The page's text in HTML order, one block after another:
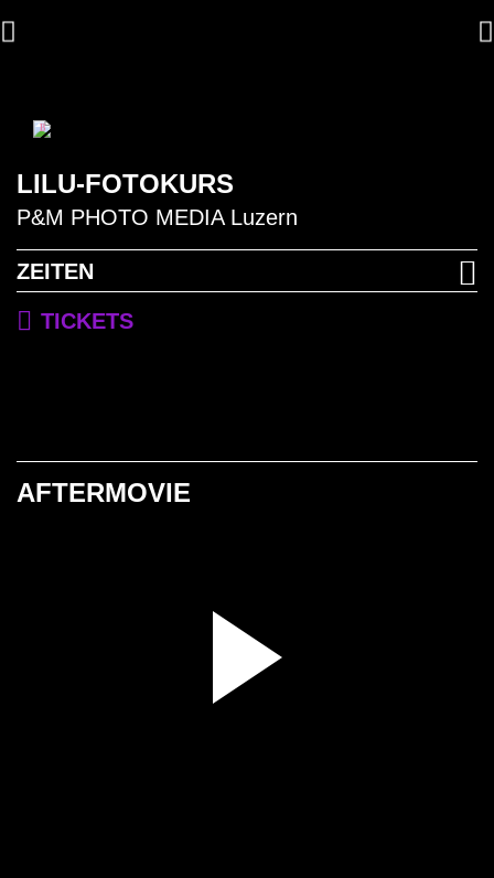
B
LILU-FOTOKURS
P&M PHOTO MEDIA Luzern
ZEITEN
TICKETS
AFTERMOVIE